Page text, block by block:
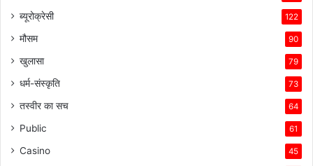
ब्यूरोक्रेसी 122
मौसम 90
खुलासा 79
धर्म-संस्कृति 73
तस्वीर का सच 64
Public 61
Casino 45